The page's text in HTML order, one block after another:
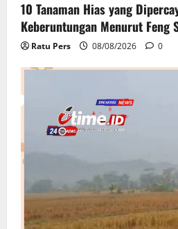
10 Tanaman Hias yang
Keberuntungan Menurut Feng
Ratu Pers 08/08/2026 0